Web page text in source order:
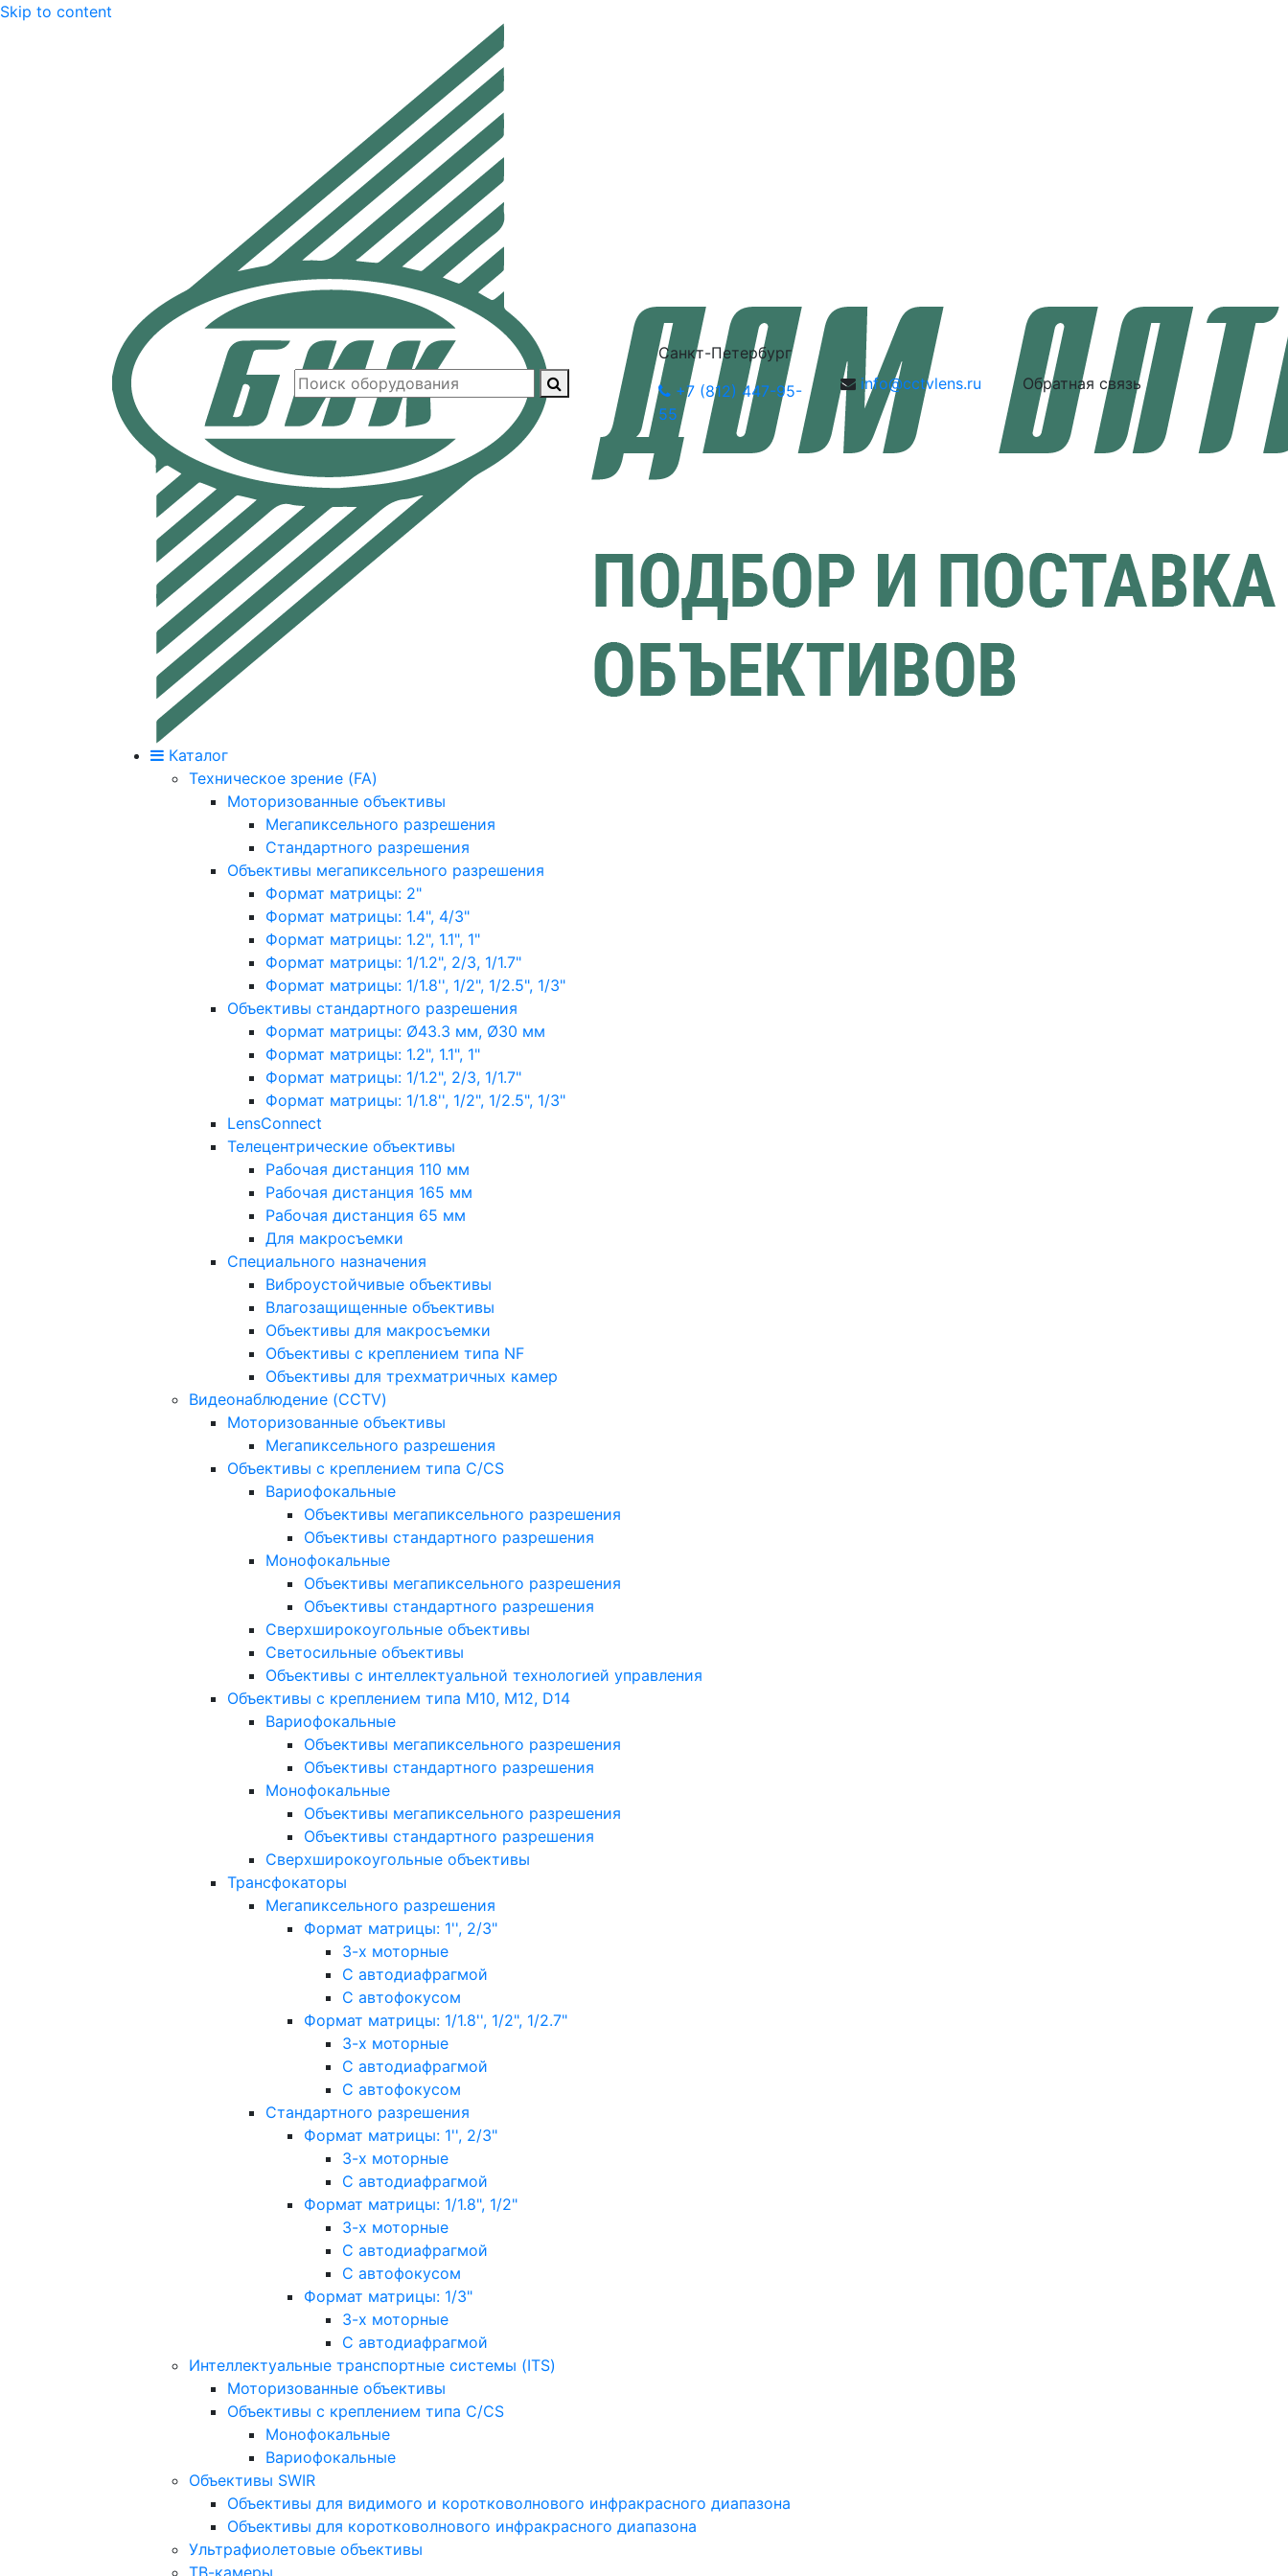
Skip to content
Санкт-Петербург
+7 (812) 447-95-
55
info@cctvlens.ru Обратная связь
Каталог
Техническое зрение (FA)
Моторизованные объективы
Мегапиксельного разрешения
Стандартного разрешения
Объективы мегапиксельного разрешения
Формат матрицы: 2"
Формат матрицы: 1.4", 4/3"
Формат матрицы: 1.2", 1.1", 1"
Формат матрицы: 1/1.2", 2/3, 1/1.7"
Формат матрицы: 1/1.8'', 1/2", 1/2.5", 1/3"
Объективы стандартного разрешения
Формат матрицы: Ø43.3 мм, Ø30 мм
Формат матрицы: 1.2", 1.1", 1"
Формат матрицы: 1/1.2", 2/3, 1/1.7"
Формат матрицы: 1/1.8'', 1/2", 1/2.5", 1/3"
LensConnect
Телецентрические объективы
Рабочая дистанция 110 мм
Рабочая дистанция 165 мм
Рабочая дистанция 65 мм
Для макросъемки
Специального назначения
Виброустойчивые объективы
Влагозащищенные объективы
Объективы для макросъемки
Объективы с креплением типа NF
Объективы для трехматричных камер
Видеонаблюдение (CCTV)
Моторизованные объективы
Мегапиксельного разрешения
Объективы с креплением типа C/CS
Вариофокальные
Объективы мегапиксельного разрешения
Объективы стандартного разрешения
Монофокальные
Объективы мегапиксельного разрешения
Объективы стандартного разрешения
Сверхширокоугольные объективы
Светосильные объективы
Объективы с интеллектуальной технологией управления
Объективы с креплением типа M10, M12, D14
Вариофокальные
Объективы мегапиксельного разрешения
Объективы стандартного разрешения
Монофокальные
Объективы мегапиксельного разрешения
Объективы стандартного разрешения
Сверхширокоугольные объективы
Трансфокаторы
Мегапиксельного разрешения
Формат матрицы: 1'', 2/3"
3-х моторные
С автодиафрагмой
С автофокусом
Формат матрицы: 1/1.8'', 1/2", 1/2.7"
3-х моторные
С автодиафрагмой
С автофокусом
Стандартного разрешения
Формат матрицы: 1'', 2/3"
3-х моторные
С автодиафрагмой
Формат матрицы: 1/1.8", 1/2"
3-х моторные
С автодиафрагмой
С автофокусом
Формат матрицы: 1/3"
3-х моторные
С автодиафрагмой
Интеллектуальные транспортные системы (ITS)
Моторизованные объективы
Объективы с креплением типа C/CS
Монофокальные
Вариофокальные
Объективы SWIR
Объективы для видимого и коротковолнового инфракрасного диапазона
Объективы для коротковолнового инфракрасного диапазона
Ультрафиолетовые объективы
ТВ-камеры